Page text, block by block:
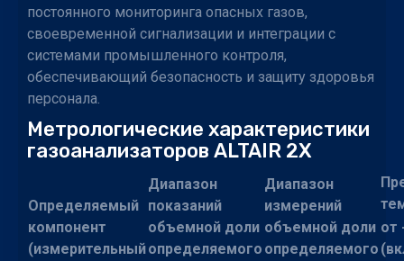
постоянного мониторинга опасных газов,
своевременной сигнализации и интеграции с
системами промышленного контроля,
обеспечивающий безопасность и защиту здоровья
персонала.
Метрологические характеристики
газоанализаторов ALTAIR 2X
Определяемый
компонент
(измерительный
Диапазон
показаний
объемной доли
определяемого
Диапазон
измерений
объемной доли
определяемого
от